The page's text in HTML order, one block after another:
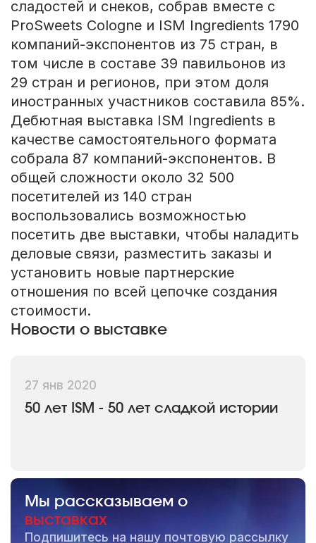
сладостей и снеков, собрав вместе с
ProSweets Cologne и ISM Ingredients 1790
компаний-экспонентов из 75 стран, в
том числе в составе 39 павильонов из
29 стран и регионов, при этом доля
иностранных участников составила 85%.
Дебютная выставка ISM Ingredients в
качестве самостоятельного формата
собрала 87 компаний-экспонентов. В
общей сложности около 32 500
посетителей из 140 стран
воспользовались возможностью
посетить две выставки, чтобы наладить
деловые связи, разместить заказы и
установить новые партнерские
отношения по всей цепочке создания
стоимости.
Новости о выставке
27 янв 2020
50 лет ISM - 50 лет сладкой истории
Мы рассказываем о
выставках
Подпишитесь на нашу почтовую рассылку